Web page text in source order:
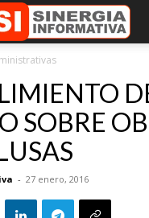
SOBRE
- 27 enero, 2016